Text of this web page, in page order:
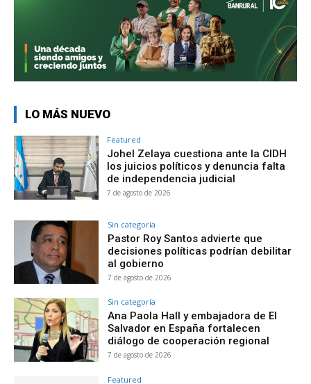
LO MÁS NUEVO
Featured
Johel Zelaya cuestiona ante la CIDH
los juicios políticos y denuncia falta
de independencia judicial
7 de agosto de 2026
Sin categoría
Pastor Roy Santos advierte que
decisiones políticas podrían debilitar
al gobierno
7 de agosto de 2026
Sin categoría
Ana Paola Hall y embajadora de El
Salvador en España fortalecen
diálogo de cooperación regional
7 de agosto de 2026
Featured